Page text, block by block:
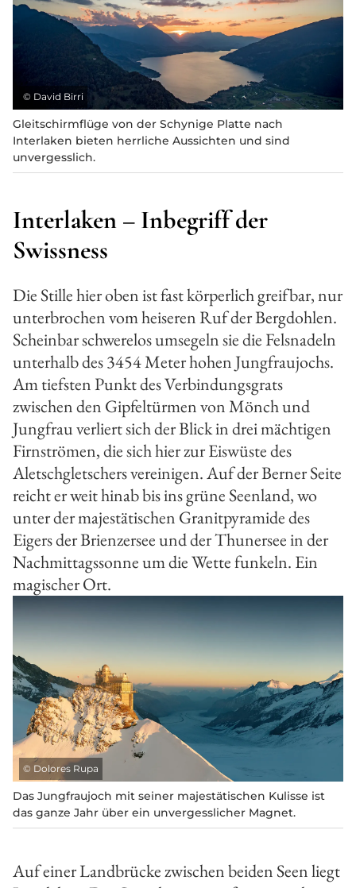
© David Birri
Gleitschirmflüge von der Schynige Platte nach
Interlaken bieten herrliche Aussichten und sind
unvergesslich.
Interlaken – Inbegriff der
Swissness
© Dolores Rupa
Das Jungfraujoch mit seiner majestätischen Kulisse ist
das ganze Jahr über ein unvergesslicher Magnet.
Die Stille hier oben ist fast körperlich greifbar, nur
unterbrochen vom heiseren Ruf der Bergdohlen.
Scheinbar schwerelos umsegeln sie die Felsnadeln
unterhalb des 3454 Meter hohen Jungfraujochs.
Am tiefsten Punkt des Verbindungsgrats
zwischen den Gipfeltürmen von Mönch und
Jungfrau verliert sich der Blick in drei mächtigen
Firnströmen, die sich hier zur Eiswüste des
Aletschgletschers vereinigen. Auf der Berner Seite
reicht er weit hinab bis ins grüne Seenland, wo
unter der majestätischen Granitpyramide des
Eigers der Brienzersee und der Thunersee in der
Nachmittagssonne um die Wette funkeln. Ein
magischer Ort.
Auf einer Landbrücke zwischen beiden Seen liegt